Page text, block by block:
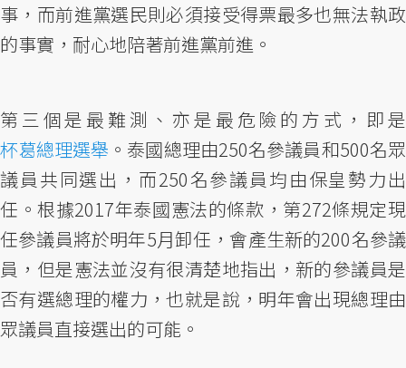
事，而前進黨選民則必須接受得票最多也無法執政
的事實，耐心地陪著前進黨前進。
第三個是最難測、亦是最危險的方式，即是
杯葛總理選舉 。泰國總理由250名參議員和500名眾
議員共同選出，而250名參議員均由保皇勢力出
任。根據2017年泰國憲法的條款，第272條規定現
任參議員將於明年5月卸任，會產生新的200名參議
員，但是憲法並沒有很清楚地指出，新的參議員是
否有選總理的權力，也就是說，明年會出現總理由
眾議員直接選出的可能。